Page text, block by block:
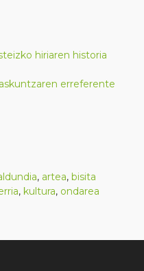
hiriaren historia
erreferente
, artea, bisita
, kultura, ondarea